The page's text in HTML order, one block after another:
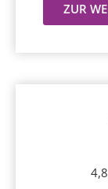
ZUR